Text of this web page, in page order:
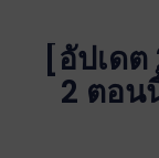
[อัปเด
2 ตอน